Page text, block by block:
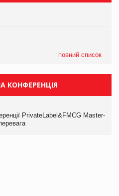
повний список
КОНФЕРЕНЦІЯ
PrivateLabel&FMCG Master-